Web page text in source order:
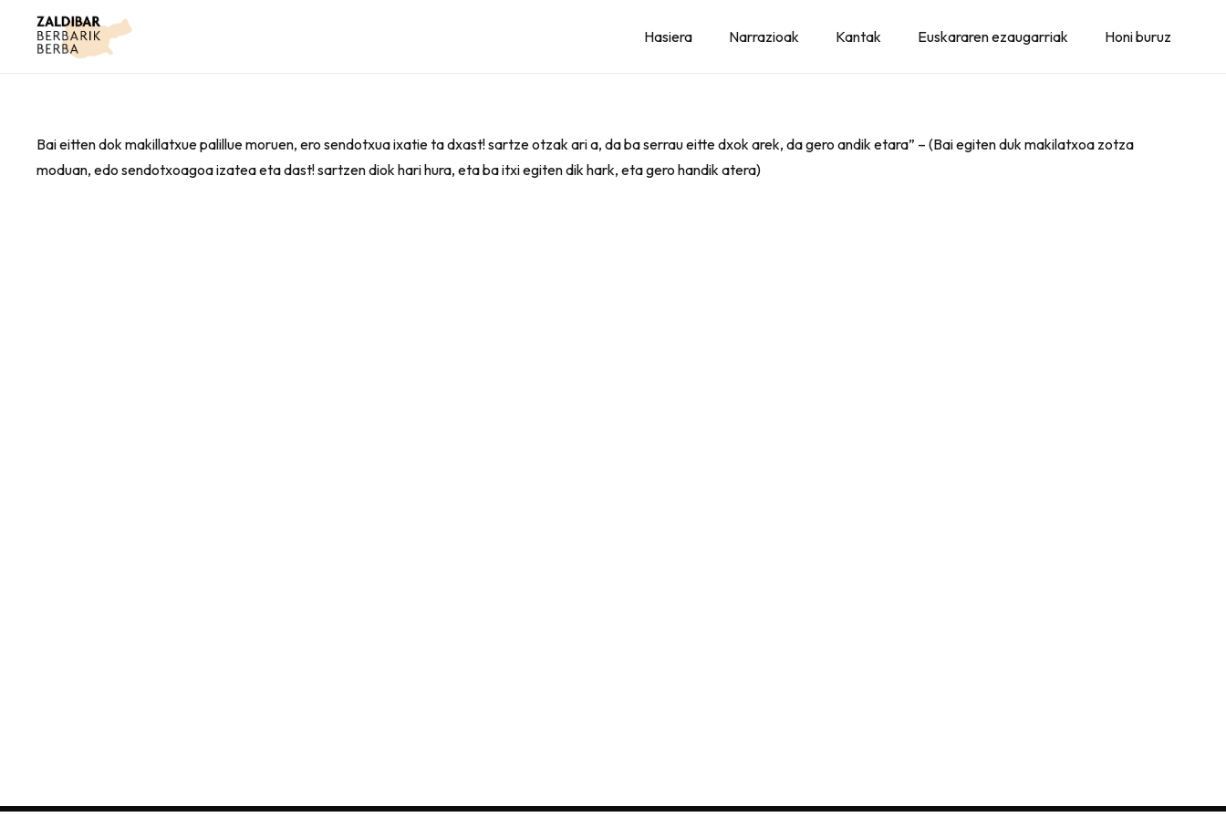
Hasiera Narrazioak Kantak Euskararen ezaugarriak Honi buruz
Bai eitten dok makillatxue palillue moruen, ero sendotxua ixatie ta dxast! sartze otzak ari a, da ba serrau eitte dxok arek, da gero andik etara” – (Bai egiten duk makilatxoa zotza
moduan, edo sendotxoagoa izatea eta dast! sartzen diok hari hura, eta ba itxi egiten dik hark, eta gero handik atera)